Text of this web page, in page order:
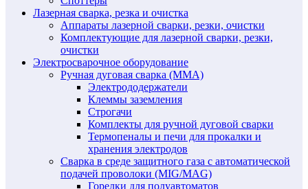
Лазерная сварка, резка и очистка
Аппараты лазерной сварки, резки, очистки
Комплектующие для лазерной сварки, резки,
очистки
Электросварочное оборудование
Ручная дуговая сварка (MMA)
Электрододержатели
Клеммы заземления
Строгачи
Комплекты для ручной дуговой сварки
Термопеналы и печи для прокалки и
хранения электродов
Сварка в среде защитного газа с автоматической
подачей проволоки (MIG/MAG)
Горелки для полуавтоматов